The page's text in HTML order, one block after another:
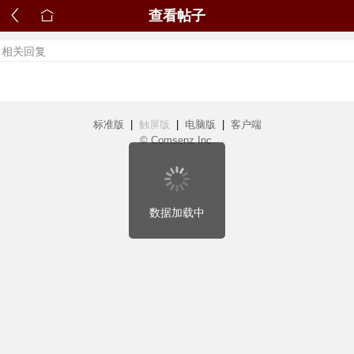
相关回复
标准版 触屏版 电脑版
客户端
© Comsenz Inc.
查看帖子
数据加载中